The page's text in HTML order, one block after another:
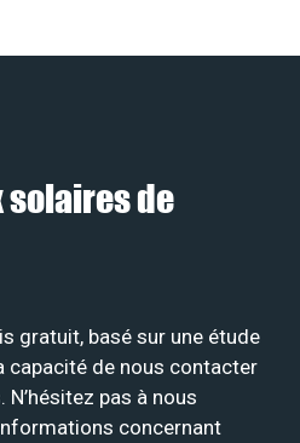
solaires de
gratuit, basé sur une étude
capacité de nous contacter
pas à nous
concernant